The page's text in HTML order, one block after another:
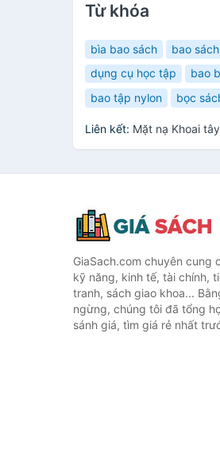
Từ khóa
bìa bao sách bao
dụng cụ học tập
bao
bao tập nylon
bọc
Liên kết: Mặt nạ Khoai
GiaSach.com chuyên cung
kỹ năng, kinh tế, tài chính,
tranh, sách giao khoa...
ngừng, chúng tôi đã tổng
sánh giá, tìm giá rẻ nhất